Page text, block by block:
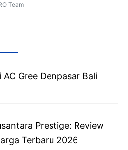
Team
AC Gree Denpasar Bali
Prestige: Review
Terbaru 2026